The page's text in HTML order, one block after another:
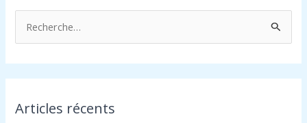
e
c
e
Articles récents